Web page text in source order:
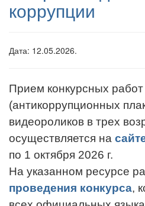
коррупции
Дата: 12.05.2026.
Прием конкурсных работ
(антикоррупционных
видеороликов в трех
осуществляется на
по 1 октября 2026 г.
На указанном ресурсе
проведения конкурса,